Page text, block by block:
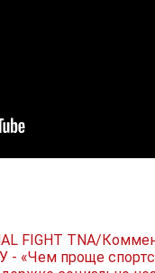
FIGHT TNA/
проще